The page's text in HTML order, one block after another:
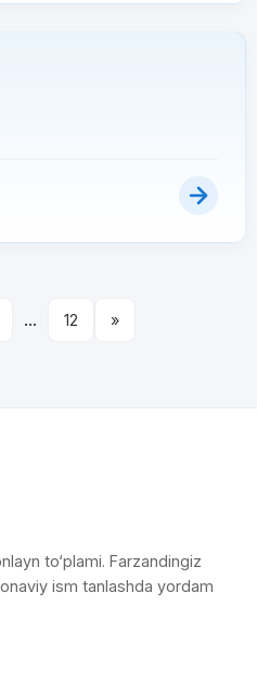
... 12 »
to‘plami. Farzandingiz
ism tanlashda yordam